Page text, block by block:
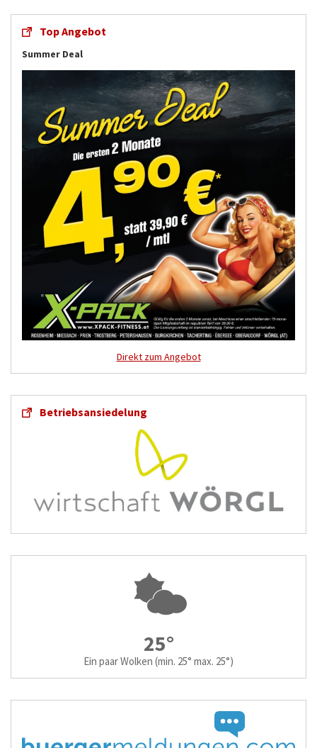
Top Angebot
Summer Deal
Direkt zum Angebot
Betriebsansiedelung
25°
Ein paar Wolken (min. 25° max. 25°)